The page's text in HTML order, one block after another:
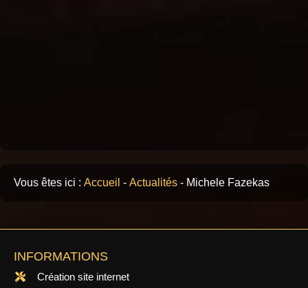
Vous êtes ici : Accueil - Actualités - Michele Fazekas
INFORMATIONS
Création site internet